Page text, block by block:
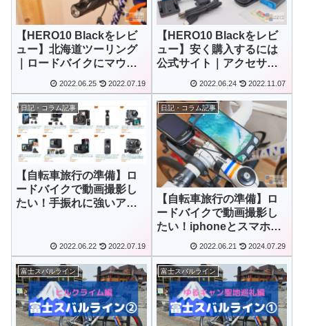
【HERO10 Blackをレビ
ュー】北海道ツーリング
｜ロードバイクにマウン
2022.06.25 2022.07.19
【HERO10 Blackをレビ
ュー】安く購入するには
公式サイト｜アクセサリ
2022.06.24 2022.11.07
日記・コラム記事
【自転車旅行の準備】ロ
ードバイクで動画撮影し
たい！手振れに強いアク
2022.06.22 2022.07.19
日記・コラム記事
【自転車旅行の準備】ロ
ードバイクで動画撮影し
たい！iphoneとスマホホ
ルダーを試す
2022.06.21 2024.07.29
富士スバルライン 富士スバルライン